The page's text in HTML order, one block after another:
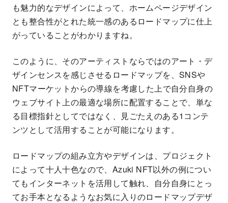
も魅力的なデザインによって、ホームページデザイン
とも整合性がとれた統一感のあるロードマップに仕上
がっていることがわかりますね。
このように、そのアーティストならではのアート・デ
ザインセンスを感じさせるロードマップを、SNSや
NFTマーケットからの導線を考慮した上で自分自身の
ウェブサイト上の最適な場所に配置することで、単な
る目標指針としてではなく、見ごたえのある1コンテ
ンツとして活用することが可能になります。
ロードマップの組み立方やデザインは、プロジェクト
によって十人十色なので、Azuki NFT以外の例につい
てもインターネットを活用して触れ、自分自身にとっ
てお手本となるようなお気に入りのロードマップデザ